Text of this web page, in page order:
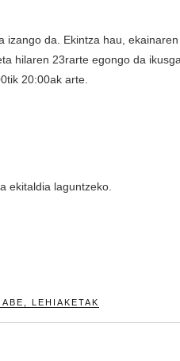
da. Ekintza hau,
hilaren 23rarte egongo da
20:00ak arte.
ekitaldia laguntzeko.
LEHIAKETAK